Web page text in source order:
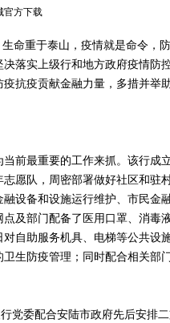
官方下载
生命重于泰山，疫情就是命令，
落实上级行和地方政府疫情防
抗疫贡献金融力量，多措并举
最重要的工作来抓。该行成
愿队，周密部署做好社区和驻
设备和设施运行维护、市民金
及部门配备了医用口罩、消毒
自助服务机具、电梯等公共设
生防疫管理；同时配合相关部
委配合安陆市政府先后安排二